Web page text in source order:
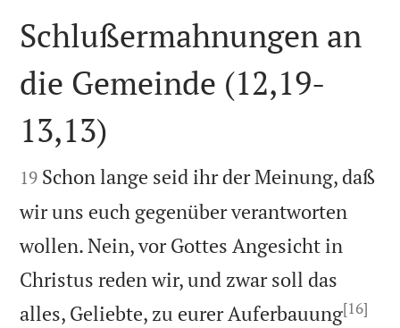

Schlußermahnungen an
die Gemeinde (12,19-
13,13)

19 Schon lange seid ihr der Meinung, daß
wir uns euch gegenüber verantworten
wollen. Nein, vor Gottes Angesicht in
Christus reden wir, und zwar soll das
alles, Geliebte, zu eurer Auferbauung[16]